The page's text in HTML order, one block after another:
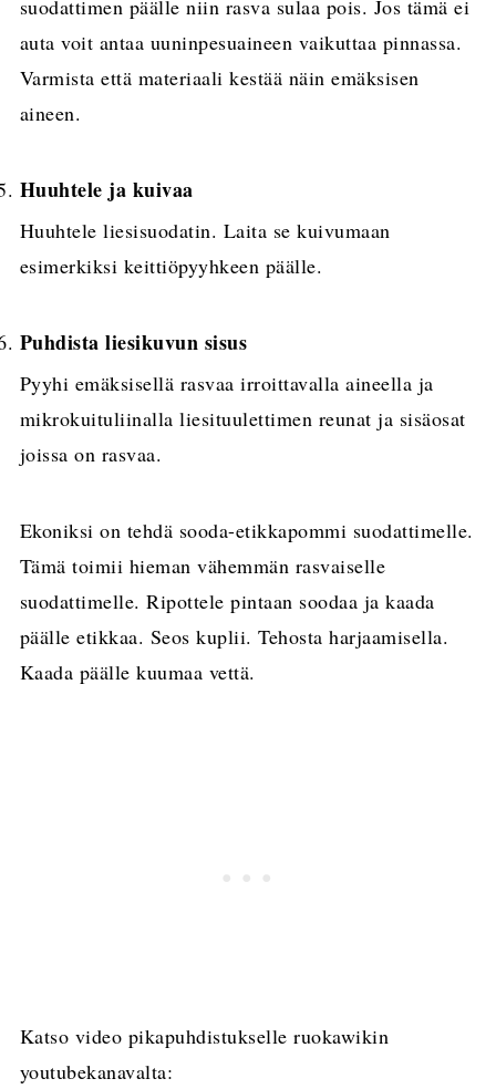
suodattimen päälle niin rasva sulaa pois. Jos tämä ei
auta voit antaa uuninpesuaineen vaikuttaa pinnassa.
Varmista että materiaali kestää näin emäksisen
aineen.
Huuhtele ja kuivaa
Huuhtele liesisuodatin. Laita se kuivumaan
esimerkiksi keittiöpyyhkeen päälle.
Puhdista liesikuvun sisus
Pyyhi emäksisellä rasvaa irroittavalla aineella ja
mikrokuituliinalla liesituulettimen reunat ja sisäosat
joissa on rasvaa.
Ekoniksi on tehdä sooda-etikkapommi suodattimelle.
Tämä toimii hieman vähemmän rasvaiselle
suodattimelle. Ripottele pintaan soodaa ja kaada
päälle etikkaa. Seos kuplii. Tehosta harjaamisella.
Kaada päälle kuumaa vettä.
Katso video pikapuhdistukselle ruokawikin
youtubekanavalta: